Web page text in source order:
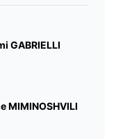
GABRIELLI
MIMINOSHVILI